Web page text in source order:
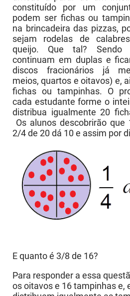
constituído por um
podem ser fichas ou
na brincadeira das pizzas,
sejam rodelas de
queijo. Que tal? Sendo
continuam em duplas e
discos fracionários já
meios, quartos e oitavos) e,
fichas ou tampinhas. O
cada estudante forme o
distribua igualmente 20
Os alunos descobrirão
2/4 de 20 dá 10 e assim por
E quanto é 3/8 de 16?
Para responder a essa
os oitavos e 16 tampinhas e,